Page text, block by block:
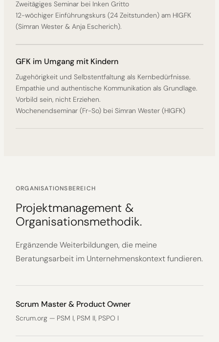
Zweitägiges Seminar bei Inken Gritto
12-wöchiger Einführungskurs (24 Zeitstunden) am HIGFK
(Simran Wester & Anja Escherich).
GFK im Umgang mit Kindern
Zugehörigkeit und Selbstentfaltung als Kernbedürfnisse.
Empathie und authentische Kommunikation als Grundlage.
Vorbild sein, nicht Erziehen.
Wochenendseminar (Fr-So) bei Simran Wester (HIGFK)
ORGANISATIONSBEREICH
Projektmanagement &
Organisationsmethodik.
Ergänzende Weiterbildungen, die meine
Beratungsarbeit im Unternehmenskontext fundieren.
Scrum Master & Product Owner
Scrum.org — PSM I, PSM II, PSPO I